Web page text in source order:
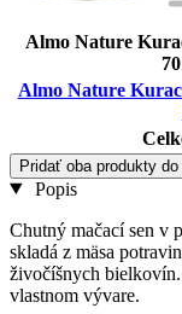
Almo Nature
Almo Nature
Pridať oba produkty
Popis
Chutný mačací sen v
skladá z mäsa
živočíšnych
vlastnom vývare.